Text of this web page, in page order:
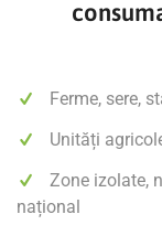
Ferme, sere,
Unități
Zone izolate,
național